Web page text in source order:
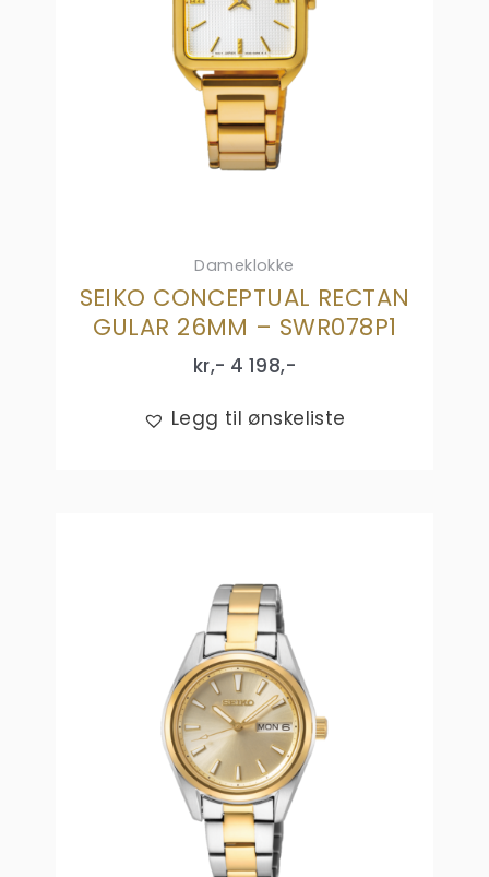
Dameklokke
SEIKO CONCEPTUAL RECTAN
GULAR 26MM – SWR078P1
kr,- 4 198,-
Legg til ønskeliste